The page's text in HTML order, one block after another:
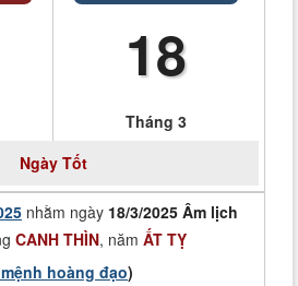
18
Tháng 3
Ngày Tốt
nhằm ngày 18/3/2025 Âm lịch
CANH THÌN, năm ẤT TỴ
hoàng đạo)